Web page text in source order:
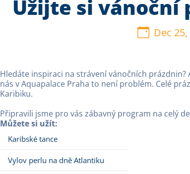
Užijte si vánoční
Dec
Hledáte inspiraci na strávení vánočních prázdnin?
nás v Aquapalace Praha to není problém. Celé
Karibiku.
Připravili jsme pro vás zábavný program na celý
Můžete si užít:
Karibské tance
Vylov perlu na dně Atlantiku